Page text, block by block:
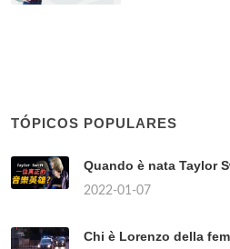
TÓPICOS POPULARES
Quando è nata Taylor
2022-01-07
Chi è Lorenzo della